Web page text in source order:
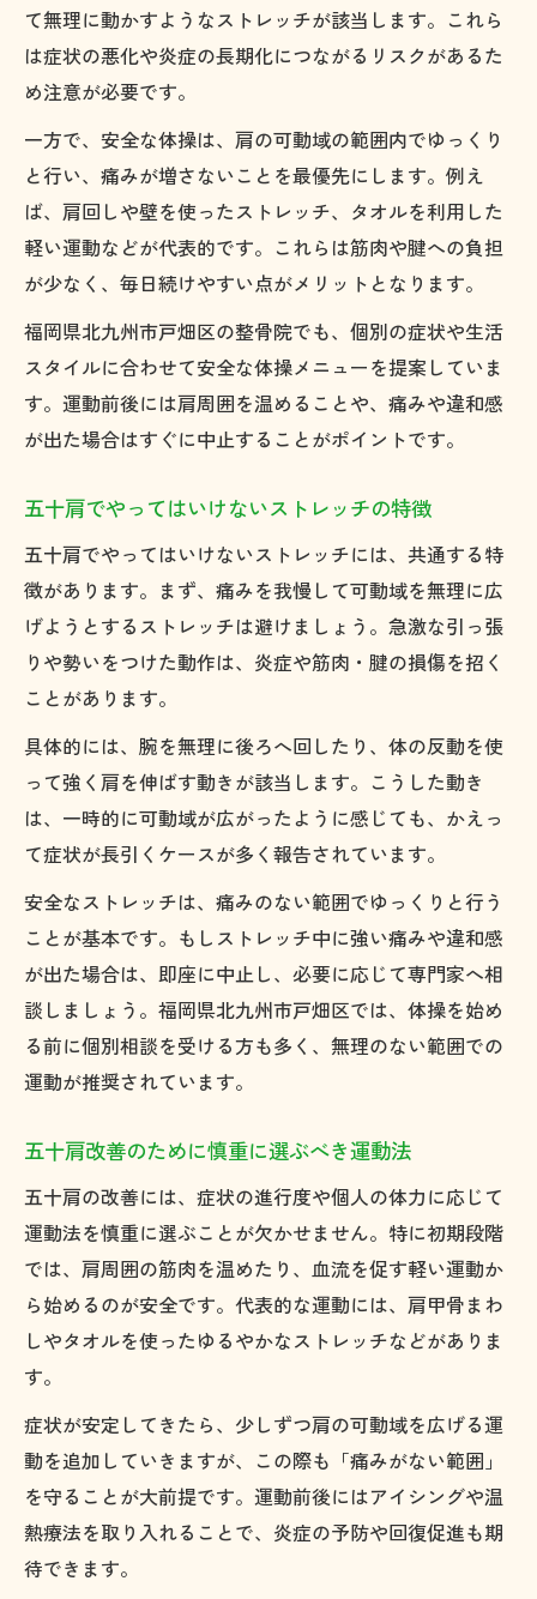
て無理に動かすようなストレッチが該当します。これら
は症状の悪化や炎症の長期化につながるリスクがあるた
め注意が必要です。
一方で、安全な体操は、肩の可動域の範囲内でゆっくり
と行い、痛みが増さないことを最優先にします。例え
ば、肩回しや壁を使ったストレッチ、タオルを利用した
軽い運動などが代表的です。これらは筋肉や腱への負担
が少なく、毎日続けやすい点がメリットとなります。
福岡県北九州市戸畑区の整骨院でも、個別の症状や生活
スタイルに合わせて安全な体操メニューを提案していま
す。運動前後には肩周囲を温めることや、痛みや違和感
が出た場合はすぐに中止することがポイントです。
五十肩でやってはいけないストレッチの特徴
五十肩でやってはいけないストレッチには、共通する特
徴があります。まず、痛みを我慢して可動域を無理に広
げようとするストレッチは避けましょう。急激な引っ張
りや勢いをつけた動作は、炎症や筋肉・腱の損傷を招く
ことがあります。
具体的には、腕を無理に後ろへ回したり、体の反動を使
って強く肩を伸ばす動きが該当します。こうした動き
は、一時的に可動域が広がったように感じても、かえっ
て症状が長引くケースが多く報告されています。
安全なストレッチは、痛みのない範囲でゆっくりと行う
ことが基本です。もしストレッチ中に強い痛みや違和感
が出た場合は、即座に中止し、必要に応じて専門家へ相
談しましょう。福岡県北九州市戸畑区では、体操を始め
る前に個別相談を受ける方も多く、無理のない範囲での
運動が推奨されています。
五十肩改善のために慎重に選ぶべき運動法
五十肩の改善には、症状の進行度や個人の体力に応じて
運動法を慎重に選ぶことが欠かせません。特に初期段階
では、肩周囲の筋肉を温めたり、血流を促す軽い運動か
ら始めるのが安全です。代表的な運動には、肩甲骨まわ
しやタオルを使ったゆるやかなストレッチなどがありま
す。
症状が安定してきたら、少しずつ肩の可動域を広げる運
動を追加していきますが、この際も「痛みがない範囲」
を守ることが大前提です。運動前後にはアイシングや温
熱療法を取り入れることで、炎症の予防や回復促進も期
待できます。